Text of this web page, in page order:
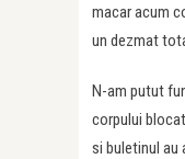
macar acum
un dezmat
N-am putut
corpului
si buletinul au